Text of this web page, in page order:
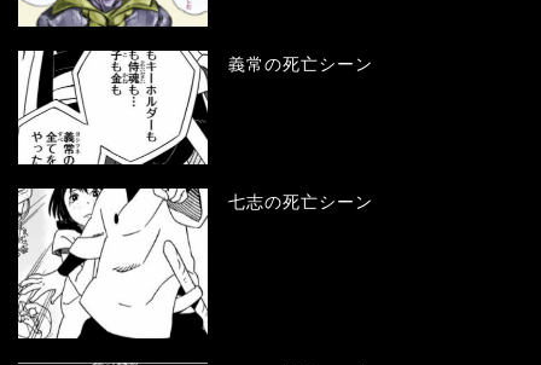
義常の死亡シーン
七志の死亡シーン